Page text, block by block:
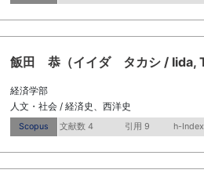
飯田 恭（イイダ タカシ / Iida,
経済学部
人文・社会 / 経済史、西洋史
Scopus 文献数 4 引用 9 h-